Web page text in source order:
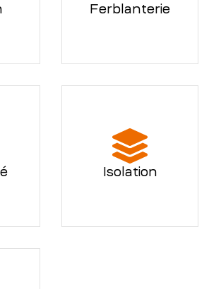
Ferblanterie
Isolation